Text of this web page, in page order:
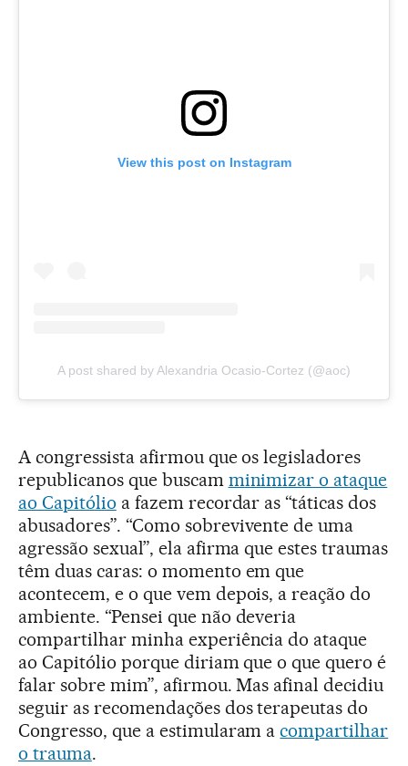
View this post on Instagram
A post shared by Alexandria Ocasio-Cortez (@aoc)
A congressista afirmou que os legisladores
republicanos que buscam minimizar o ataque
ao Capitólio a fazem recordar as “táticas dos
abusadores”. “Como sobrevivente de uma
agressão sexual”, ela afirma que estes traumas
têm duas caras: o momento em que
acontecem, e o que vem depois, a reação do
ambiente. “Pensei que não deveria
compartilhar minha experiência do ataque
ao Capitólio porque diriam que o que quero é
falar sobre mim”, afirmou. Mas afinal decidiu
seguir as recomendações dos terapeutas do
Congresso, que a estimularam acompartilhar
o trauma.